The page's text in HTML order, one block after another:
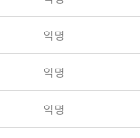
익명
익명
익명